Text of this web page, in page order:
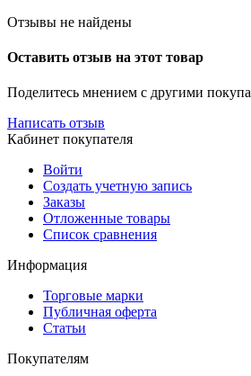
Отзывы не найдены
Оставить отзыв на этот товар
Поделитесь мнением с другими
Написать отзыв
Кабинет покупателя
Войти
Создать учетную запись
Заказы
Отложенные товары
Список сравнения
Информация
Торговые марки
Публичная оферта
Статьи
Покупателям